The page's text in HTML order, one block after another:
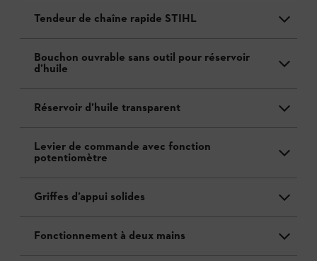
Tendeur de chaîne rapide STIHL
Bouchon ouvrable sans outil pour réservoir
d’huile
Réservoir d’huile transparent
Levier de commande avec fonction
potentiomètre
Griffes d’appui solides
Fonctionnement à deux mains